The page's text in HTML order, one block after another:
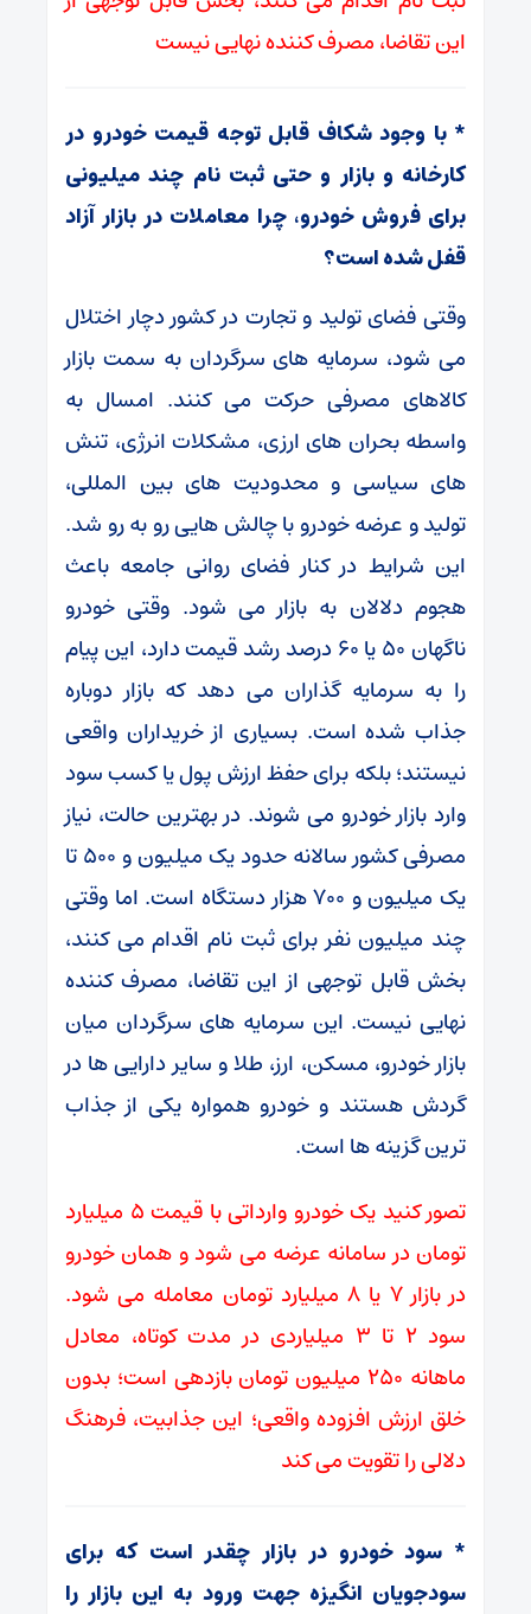
این تقاضا، مصرف‌ کننده نهایی نیست
* با وجود شکاف قابل توجه قیمت خودرو در
کارخانه و بازار و حتی ثبت ‌نام چند میلیونی
برای فروش خودرو، چرا معاملات در بازار آزاد
قفل شده است؟
وقتی فضای تولید و تجارت در کشور دچار اختلال
می‌ شود، سرمایه ‌های سرگردان به سمت بازار
کالاهای مصرفی حرکت می‌ کنند. امسال به
‌واسطه بحران ‌های ارزی، مشکلات انرژی، تنش
‌های سیاسی و محدودیت ‌های بین‌ المللی،
تولید و عرضه خودرو با چالش ‌هایی رو به ‌رو شد.
این شرایط در کنار فضای روانی جامعه باعث
هجوم دلالان به بازار می‌ شود. وقتی خودرو
ناگهان ۵۰ یا ۶۰ درصد رشد قیمت دارد، این پیام
را به سرمایه ‌گذاران می ‌دهد که بازار دوباره
جذاب شده است. بسیاری از خریداران واقعی
نیستند؛ بلکه برای حفظ ارزش پول یا کسب سود
وارد بازار خودرو می ‌شوند. در بهترین حالت، نیاز
مصرفی کشور سالانه حدود یک ‌میلیون و ۵۰۰ تا
یک ‌میلیون و ۷۰۰ هزار دستگاه است. اما وقتی
چند میلیون نفر برای ثبت ‌نام اقدام می ‌کنند،
بخش قابل‌ توجهی از این تقاضا، مصرف‌ کننده
نهایی نیست. این سرمایه ‌های سرگردان میان
بازار خودرو، مسکن، ارز، طلا و سایر دارایی‌ ها در
گردش‌ هستند و خودرو همواره یکی از جذاب
‌ترین گزینه ‌ها است.
تصور کنید یک خودرو وارداتی با قیمت ۵ میلیارد
تومان در سامانه عرضه می ‌شود و همان خودرو
در بازار ۷ یا ۸ میلیارد تومان معامله می ‌شود.
سود ۲ تا ۳ میلیاردی در مدت کوتاه، معادل
ماهانه ۲۵۰ میلیون تومان بازدهی است؛ بدون
خلق ارزش افزوده واقعی؛ این جذابیت، فرهنگ
دلالی را تقویت می ‌کند
* سود خودرو در بازار چقدر است که برای
سودجویان انگیزه جهت ورود به این بازار را